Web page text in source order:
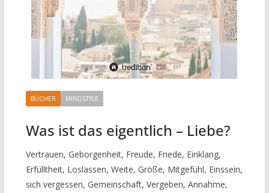
BÜCHER MINDSTYLE
Was ist das eigentlich – Liebe?
Vertrauen, Geborgenheit, Freude, Friede, Einklang,
Erfülltheit, Loslassen, Weite, Größe, Mitgefühl, Einssein,
sich vergessen, Gemeinschaft, Vergeben, Annahme,